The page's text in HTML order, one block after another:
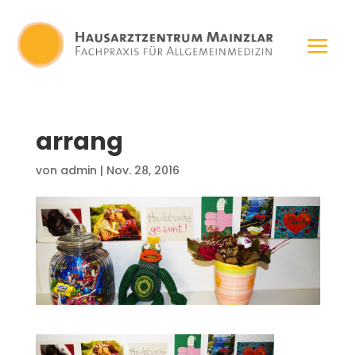
arrang
von admin | Nov. 28, 2016